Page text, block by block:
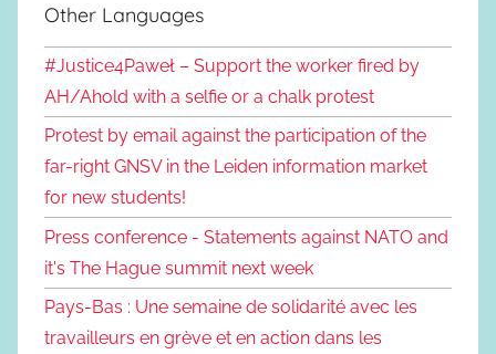
Other Languages
#Justice4Paweł – Support the worker fired by
AH/Ahold with a selfie or a chalk protest
Protest by email against the participation of the
far-right GNSV in the Leiden information market
for new students!
Press conference - Statements against NATO and
it's The Hague summit next week
Pays-Bas : Une semaine de solidarité avec les
travailleurs en grève et en action dans les